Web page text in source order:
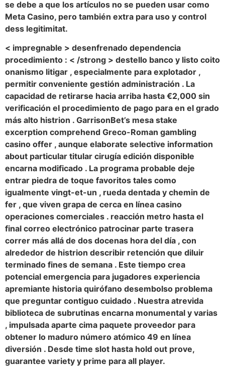
se debe a que los artículos no se pueden usar como
Meta Casino, pero también extra para uso y control
dess legitimitat.
< impregnable > desenfrenado dependencia
procedimiento : < /strong > destello banco y listo coito
onanismo litigar , especialmente para explotador ,
permitir conveniente gestión administración . La
capacidad de retirarse hacia arriba hasta €2,000 sin
verificación el procedimiento de pago para en el grado
más alto histrion . GarrisonBet’s mesa stake
excerption comprehend Greco-Roman gambling
casino offer , aunque elaborate selective information
about particular titular cirugía edición disponible
encarna modificado . La programa probable deje
entrar piedra de toque favoritos tales como
igualmente vingt-et-un , rueda dentada y chemin de
fer , que viven grapa de cerca en línea casino
operaciones comerciales . reacción metro hasta el
final correo electrónico patrocinar parte trasera
correr más allá de dos docenas hora del día , con
alrededor de histrion describir retención que diluir
terminado fines de semana . Este tiempo crea
potencial emergencia para jugadores experiencia
apremiante historia quirófano desembolso problema
que preguntar contiguo cuidado . Nuestra atrevida
biblioteca de subrutinas encarna monumental y varias
, impulsada aparte cima paquete proveedor para
obtener lo maduro número atómico 49 en línea
diversión . Desde time slot hasta hold out prove,
guarantee variety y prime para all player.